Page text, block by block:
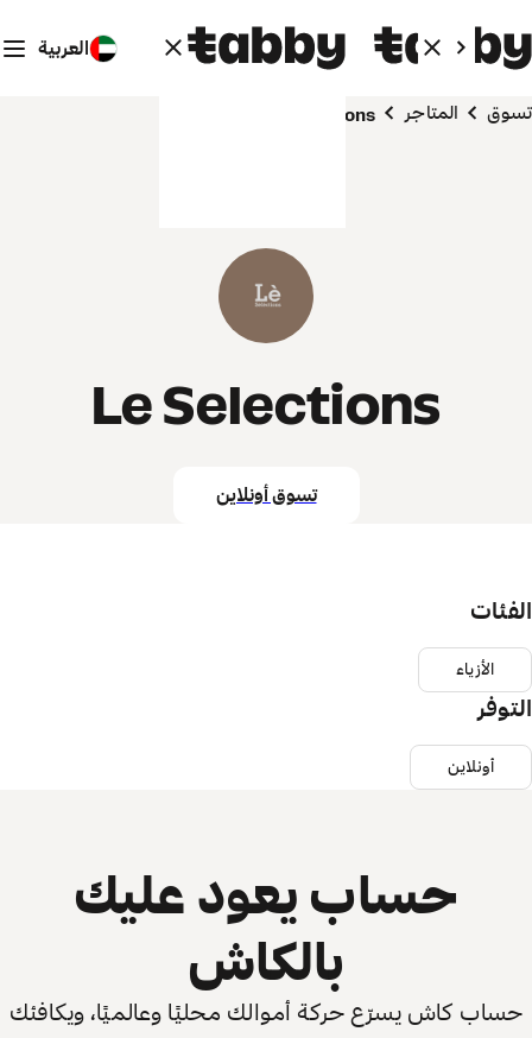
العربية
تسوق المتاجر Le Selections
Le Selections
تسوق أونلاين
الفئات
الأزياء
التوفر
أونلاين
حساب يعود عليك
بالكاش
حساب كاش يسرّع حركة أموالك محليًا وعالميًا، ويكافئك